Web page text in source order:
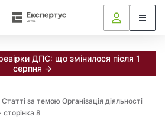
ДПС: що змінилося після 1
серпня →
Статті за темою Організація діяльності
8